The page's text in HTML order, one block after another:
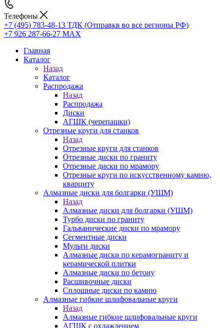
Телефоны
+7 (495) 783-48-13 ТДК (Отправкв во все регионы РФ)
+7 926 287-66-27 МАХ
Главная
Каталог
Назад
Каталог
Распродажа
Назад
Распродажа
Диски
АГШК (черепашки)
Отрезные круги для станков
Назад
Отрезные круги для станков
Отрезные диски по граниту
Отрезные диски по мрамору
Отрезные круги по искусственному камню,
кварциту
Алмазные диски для болгарки (УШМ)
Назад
Алмазные диски для болгарки (УШМ)
Турбо диски по граниту
Гальванические диски по мрамору
Сегментные диски
Мульти диски
Алмазные диски по керамограниту и
керамической плитки
Алмазные диски по бетону
Расшивочные диски
Сплошные диски по камню
Алмазные гибкие шлифовальные круги
Назад
Алмазные гибкие шлифовальные круги
АГШК с охлаждением